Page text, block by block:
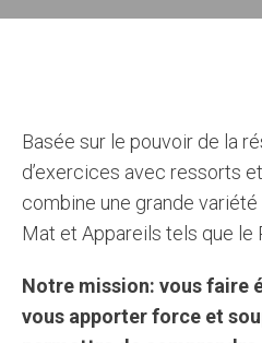
Basée sur le pouvoir de la
d’exercices avec ressorts
combine une grande
Mat et Appareils tels que le
Notre mission: vous faire
vous apporter force et